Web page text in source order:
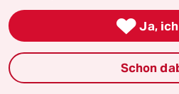
Man kann
dem MietenWoG
Euro/qm
"hoch"
 Ja,
Schon